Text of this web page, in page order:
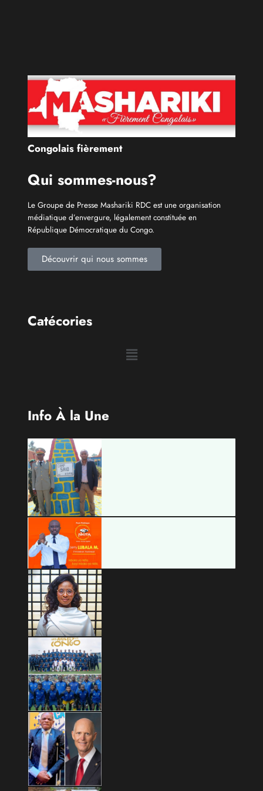
Congolais fièrement
Qui sommes-nous?
Le Groupe de Presse Mashariki RDC est une organisation
médiatique d’envergure, légalement constituée en
Découvrir qui nous sommes
Catécories